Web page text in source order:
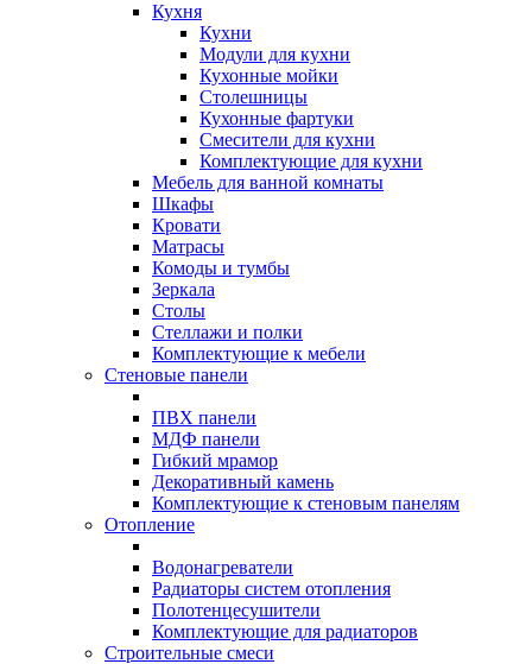
Кухня
Кухни
Модули для кухни
Кухонные мойки
Столешницы
Кухонные фартуки
Смесители для кухни
Комплектующие для кухни
Мебель для ванной комнаты
Шкафы
Кровати
Матрасы
Комоды и тумбы
Зеркала
Столы
Стеллажи и полки
Комплектующие к мебели
Стеновые панели
ПВХ панели
МДФ панели
Гибкий мрамор
Декоративный камень
Комплектующие к стеновым панелям
Отопление
Водонагреватели
Радиаторы систем отопления
Полотенцесушители
Комплектующие для радиаторов
Строительные смеси